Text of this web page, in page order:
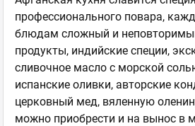
профессионального повара,
блюдам сложный и
продукты, индийские специи,
сливочное масло с морской
испанские оливки, авторские
церковный мед, вяленную
можно приобрести и на вынос в